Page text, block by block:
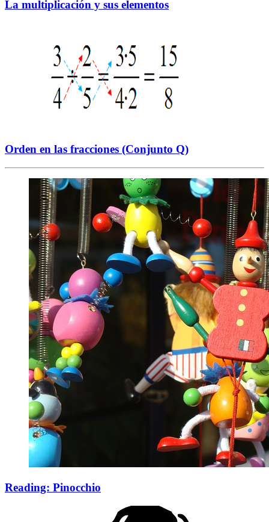
La multiplicación y sus elementos
Orden en las fracciones (Conjunto Q)
Reading: Pinocchio